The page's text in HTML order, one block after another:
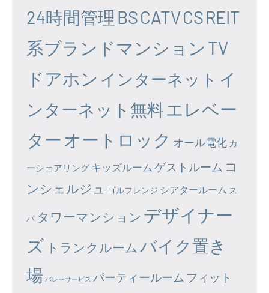
24時間管理 BSCATVCSREIT
系ブランドマンション TV
ドアホン インターネット イ
ンターネット無料エレベー
ター オートロック オール電化 カ
ーシェアリング キッズルーム ゲストルーム コ
ンシェルジュ
ゴルフレンジ シアタールーム ス
パ タワーマンション デザイナー
ズ トランクルーム バイク置き
場 バレーサービス パーティールーム フィット